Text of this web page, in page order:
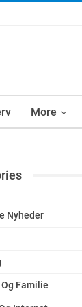
More
Nyheder
Og Familie